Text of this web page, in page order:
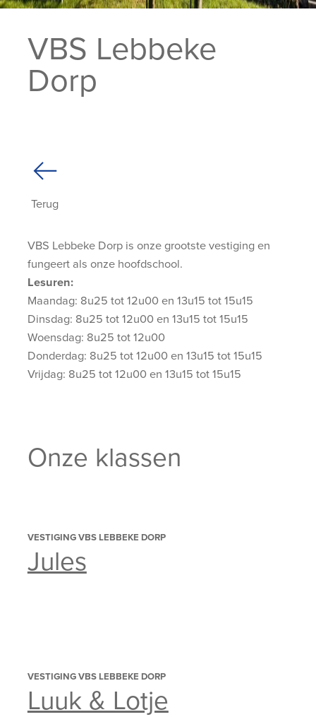
VBS Lebbeke
Dorp
Terug
VBS Lebbeke Dorp is onze grootste vestiging en
fungeert als onze hoofdschool.
Lesuren:
Maandag: 8u25 tot 12u00 en 13u15 tot 15u15
Dinsdag: 8u25 tot 12u00 en 13u15 tot 15u15
Woensdag: 8u25 tot 12u00
Donderdag: 8u25 tot 12u00 en 13u15 tot 15u15
Vrijdag: 8u25 tot 12u00 en 13u15 tot 15u15
Onze klassen
Jules
VESTIGING VBS LEBBEKE DORP
Luuk & Lotje
VESTIGING VBS LEBBEKE DORP